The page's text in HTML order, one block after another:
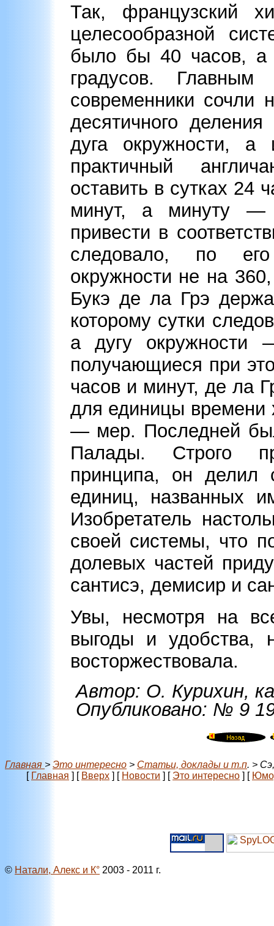
Так, французский
целесообразной
было бы 40 часов,
градусов. Главным
современники сочли
десятичного
дуга окружности, а
практичный
оставить в сутках 24
минут, а минуту
привести в
следовало, по
окружности не на
Букэ де ла Грэ
которому сутки
а дугу окружности
получающиеся при
часов и минут, де ла
для единицы времени
— мер. Последней
Палады. Строго
принципа, он делил
единиц, названных
Изобретатель
своей системы, что
долевых частей
сантисэ, демисир и
Увы, несмотря на
выгоды и удобства,
восторжествовала.
Автор: О. Курихин,
Опубликовано: № 9
Главная > Это интересно > Статьи, доклады и т.п. >
[ Главная ] [ Вверх ] [ Новости ] [ Это интересно ] [
© Натали, Алекс и К° 2003 - 2011 г.